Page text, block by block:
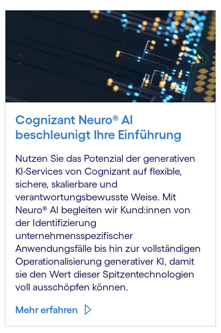
Cognizant Neuro® AI
beschleunigt Ihre Einführung
Nutzen Sie das Potenzial der generativen
KI-Services von Cognizant auf flexible,
sichere, skalierbare und
verantwortungsbewusste Weise. Mit
Neuro® AI begleiten wir Kund:innen von
der Identifizierung
unternehmensspezifischer
Anwendungsfälle bis hin zur vollständigen
Operationalisierung generativer KI, damit
sie den Wert dieser Spitzentechnologien
voll ausschöpfen können.
Mehr erfahren